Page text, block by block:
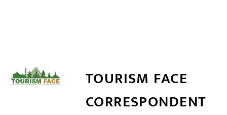
TOURISM FACE
CORRESPONDENT